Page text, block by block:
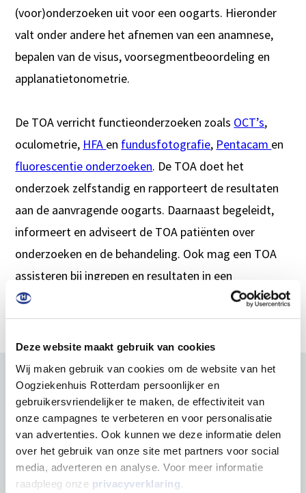
Deze website maakt gebruik van cookies
Wij maken gebruik van cookies om de website van het
Oogziekenhuis Rotterdam persoonlijker en
gebruikersvriendelijker te maken, de effectiviteit van
onze campagnes te verbeteren en voor personalisatie
van advertenties. Ook kunnen we deze informatie delen
over het gebruik van onze site met partners voor social
media, adverteren en analyse. Voor meer informatie
raadpleeg onze privacyverklaring
(voor)onderzoeken uit voor een oogarts. Hieronder
valt onder andere het afnemen van een anamnese,
bepalen van de visus, voorsegmentbeoordeling en
applanatietonometrie.
De TOA verricht functieonderzoeken zoals OCT’s,
oculometrie, HFA en fundusfotografie, Pentacam en
fluorescentie onderzoeken. De TOA doet het
onderzoek zelfstandig en rapporteert de resultaten
aan de aanvragende oogarts. Daarnaast begeleidt,
informeert en adviseert de TOA patiënten over
onderzoeken en de behandeling. Ook mag een TOA
assisteren bij ingrepen en resultaten in een
Elektronisch Patiëntendossier verwerken.
De opleiding
Tijdens de opleiding Technisch Oogheelkundig